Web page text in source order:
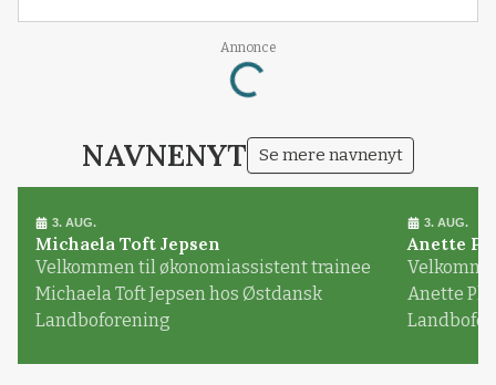
Annonce
Loading...
NAVNENYT Se mere navnenyt
3. AUG.
Michaela Toft Jepsen
Velkommen til økonomiassistent trainee
Michaela Toft Jepsen hos Østdansk
Landboforening
3. AUG.
Anette
Anette